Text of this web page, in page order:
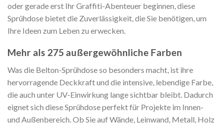
oder gerade erst Ihr Graffiti-Abenteuer beginnen, diese
Sprühdose bietet die Zuverlässigkeit, die Sie benötigen, um
Ihre Ideen zum Leben zu erwecken.
Mehr als 275 außergewöhnliche Farben
Was die Belton-Sprühdose so besonders macht, ist ihre
hervorragende Deckkraft und die intensive, lebendige Farbe,
die auch unter UV-Einwirkung lange sichtbar bleibt. Dadurch
eignet sich diese Sprühdose perfekt für Projekte im Innen-
und Außenbereich. Ob Sie auf Wände, Leinwand, Metall, Holz